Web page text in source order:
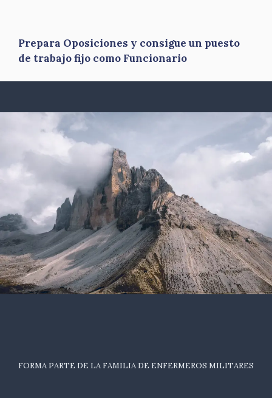
Prepara Oposiciones y consigue un puesto
de trabajo fijo como Funcionario
FORMA PARTE DE LA FAMILIA DE ENFERMEROS MILITARES